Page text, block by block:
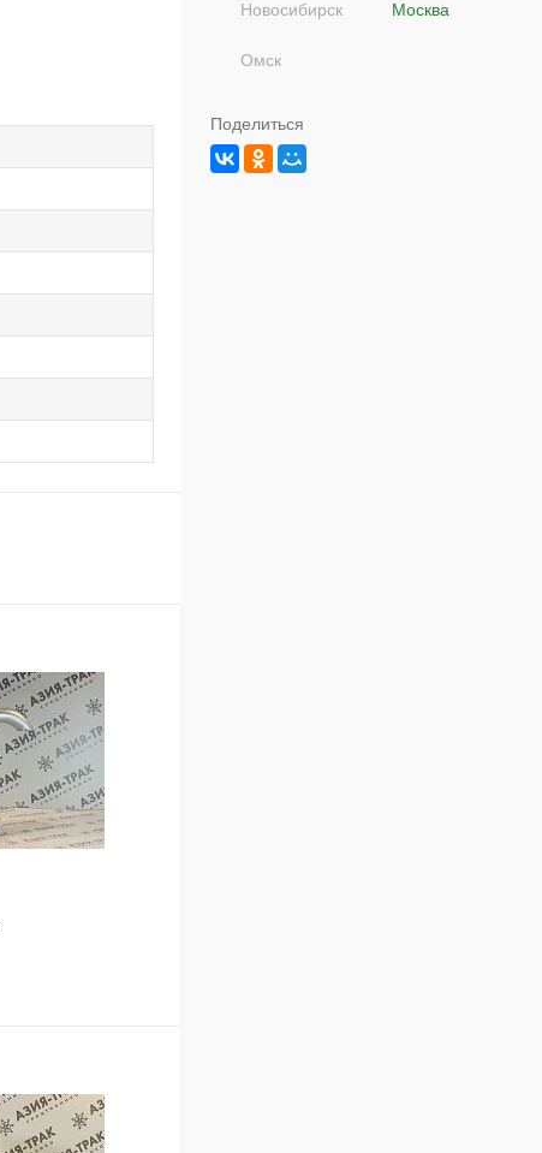
Сравнение
Новосибирск Москва
Омск
Поделиться